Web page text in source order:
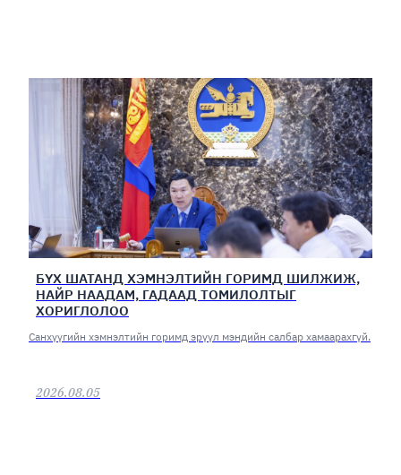
БҮХ ШАТАНД ХЭМНЭЛТИЙН ГОРИМД ШИЛЖИЖ,
НАЙР НААДАМ, ГАДААД ТОМИЛОЛТЫГ
ХОРИГЛОЛОО
Санхүүгийн хэмнэлтийн горимд эрүүл мэндийн салбар хамаарахгүй.
2026.08.05